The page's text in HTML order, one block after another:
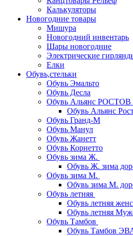
Калькуляторы
Новогодние товары
Мишура
Новогодний инвентарь
Шары новогодние
Электрические
Елки
Обувь,стельки
Обувь Эмальто
Обувь Десла
Обувь Альянс РОСТОВ
Обувь Альянс
Обувь Гранд-М
Обувь Манул
Обувь Жанетт
Обувь Корнетто
Обувь зима Ж.
Обувь Ж. зима
Обувь зима М.
Обувь зима М.
Обувь летняя
Обувь летняя
Обувь летняя
Обувь Тамбов
Обувь Тамбов